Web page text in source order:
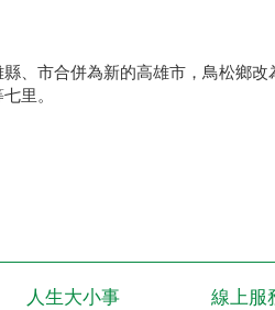
、市合併為新的高雄市，鳥松鄉改
里。
人生大小事 線上服